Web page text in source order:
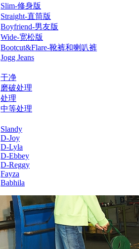
Slim-修身版
Straight-直筒版
Boyfriend-男友版
Wide-宽松版
Bootcut&Flare-靴裤和喇叭裤
Jogg Jeans
干净
磨破处理
处理
中等处理
Slandy
D-Joy
D-Lyla
D-Ebbey
D-Reggy
Fayza
Babhila